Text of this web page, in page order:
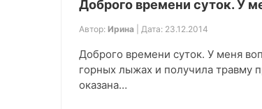
Доброго времени суток. У
Автор: Ирина | Дата: 23.12.2014
Доброго времени суток. У меня
горных лыжах и получила травму
оказана…